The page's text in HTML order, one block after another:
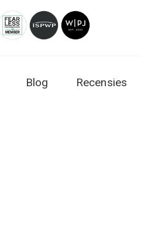
Blog Recensies